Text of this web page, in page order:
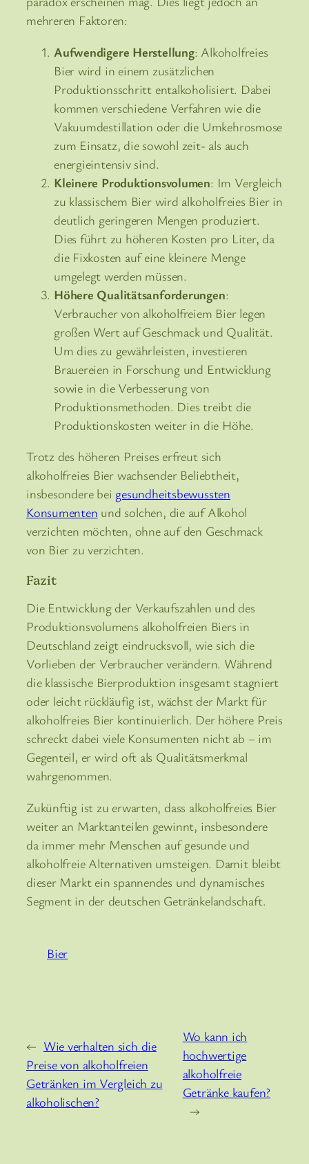
mehreren Faktoren:
Aufwendigere Herstellung: Alkoholfreies
Bier wird in einem zusätzlichen
Produktionsschritt entalkoholisiert. Dabei
kommen verschiedene Verfahren wie die
Vakuumdestillation oder die Umkehrosmose
zum Einsatz, die sowohl zeit- als auch
energieintensiv sind.
Kleinere Produktionsvolumen: Im Vergleich
zu klassischem Bier wird alkoholfreies Bier in
deutlich geringeren Mengen produziert.
Dies führt zu höheren Kosten pro Liter, da
die Fixkosten auf eine kleinere Menge
umgelegt werden müssen.
Höhere Qualitätsanforderungen:
Verbraucher von alkoholfreiem Bier legen
großen Wert auf Geschmack und Qualität.
Um dies zu gewährleisten, investieren
Brauereien in Forschung und Entwicklung
sowie in die Verbesserung von
Produktionsmethoden. Dies treibt die
Produktionskosten weiter in die Höhe.
Trotz des höheren Preises erfreut sich
alkoholfreies Bier wachsender Beliebtheit,
insbesondere bei gesundheitsbewussten
Konsumenten und solchen, die auf Alkohol
verzichten möchten, ohne auf den Geschmack
von Bier zu verzichten.
Fazit
Die Entwicklung der Verkaufszahlen und des
Produktionsvolumens alkoholfreien Biers in
Deutschland zeigt eindrucksvoll, wie sich die
Vorlieben der Verbraucher verändern. Während
die klassische Bierproduktion insgesamt stagniert
oder leicht rückläufig ist, wächst der Markt für
alkoholfreies Bier kontinuierlich. Der höhere Preis
schreckt dabei viele Konsumenten nicht ab – im
Gegenteil, er wird oft als Qualitätsmerkmal
wahrgenommen.
Zukünftig ist zu erwarten, dass alkoholfreies Bier
weiter an Marktanteilen gewinnt, insbesondere
da immer mehr Menschen auf gesunde und
alkoholfreie Alternativen umsteigen. Damit bleibt
dieser Markt ein spannendes und dynamisches
Segment in der deutschen Getränkelandschaft.
Bier
← Wie verhalten sich die
Preise von alkoholfreien
Getränken im Vergleich zu
alkoholischen?
Wo kann ich
hochwertige
alkoholfreie
Getränke kaufen?
→